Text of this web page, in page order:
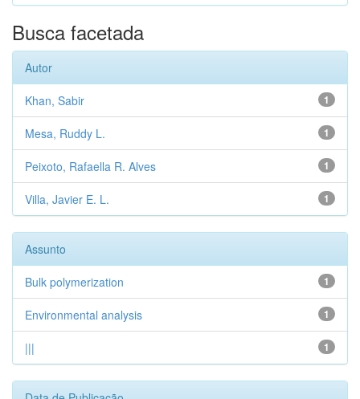
Busca facetada
Autor
1
Khan, Sabir
1
Mesa, Ruddy L.
1
Peixoto, Rafaella R. Alves
1
Villa, Javier E. L.
Assunto
1
Bulk polymerization
1
Environmental analysis
1
|||